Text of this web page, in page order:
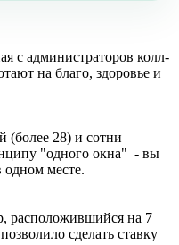
с администраторов колл-
на благо, здоровье и
(более 28) и сотни
"одного окна" - вы
одном месте.
расположившийся на 7
сделать ставку